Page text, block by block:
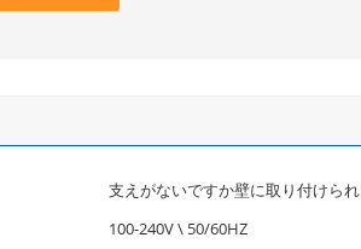
支えがないですか壁に取り付けら
100-240V \ 50/60HZ